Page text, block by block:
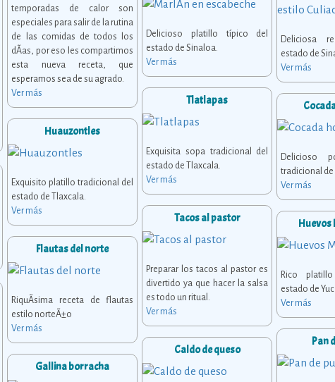
temporadas de calor son
especiales para salir de la rutina
de las comidas de todos los
dÃ­as, por eso les compartimos
esta nueva receta, que
esperamos sea de su agrado.
Ver más
Deliciosa
estado de
Ver más
Delicioso platillo típico del
estado de Sinaloa.
Ver más
Tlatlapas
Exquisita sopa tradicional del
estado de Tlaxcala.
Ver más
Delicioso
tradicional de
Ver más
Huauzontles
Exquisito platillo tradicional del
estado de Tlaxcala.
Ver más
Tacos al pastor
Preparar los tacos al pastor es
divertido ya que hacer la salsa
es todo un ritual.
Ver más
Huevos
Rico
estado de
Ver más
Flautas del norte
RiquÃ­sima receta de flautas
estilo norteÃ±o
Ver más
Pan
Caldo de queso
Gallina borracha